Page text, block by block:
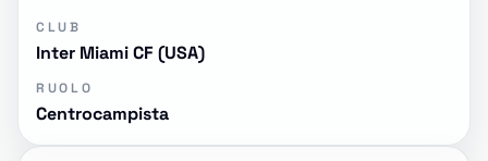
CLUB
Inter Miami CF (USA)
RUOLO
Centrocampista